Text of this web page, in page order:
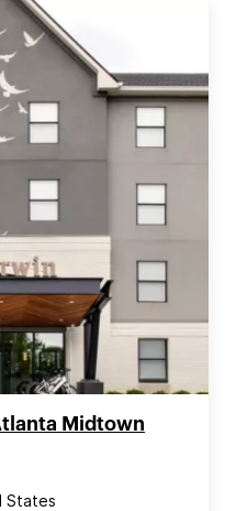
Midtown
States